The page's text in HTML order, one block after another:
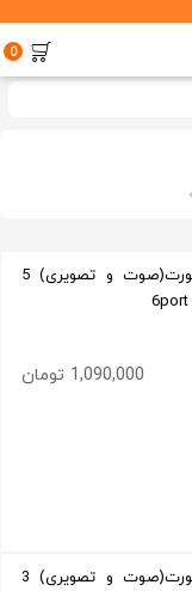
0
محافظ برق 6 پورت(صوت و تصویری) 5
1,090,000 تومان
محافظ برق 6 پورت(صوت و تصویری) 3